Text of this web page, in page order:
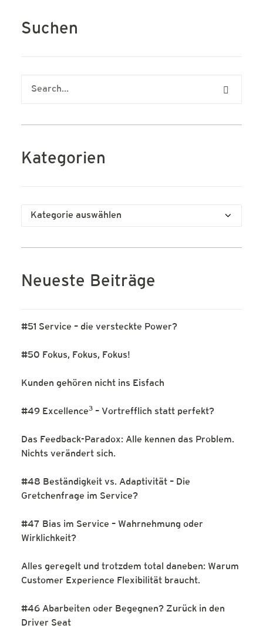
Suchen
Kategorien
Kategorien
Neueste Beiträge
#51 Service – die versteckte Power?
#50 Fokus, Fokus, Fokus!
Kunden gehören nicht ins Eisfach
#49 Excellence3 – Vortrefflich statt perfekt?
Das Feedback-Paradox: Alle kennen das Problem.
Nichts verändert sich.
#48 Beständigkeit vs. Adaptivität – Die
Gretchenfrage im Service?
#47 Bias im Service – Wahrnehmung oder
Wirklichkeit?
Alles geregelt und trotzdem total daneben: Warum
Customer Experience Flexibilität braucht.
#46 Abarbeiten oder Begegnen? Zurück in den
Driver Seat